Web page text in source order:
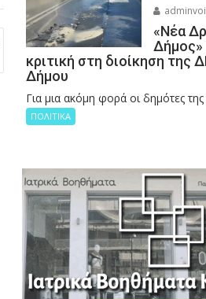
«Νέα
κριτική στη διοίκηση της
Δήμου
Για μια ακόμη φορά οι δημότες
ΠΟΛΙΤΙΚΑ